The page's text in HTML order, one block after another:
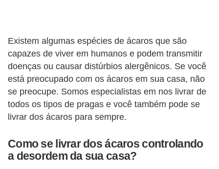
Existem algumas espécies de ácaros que são
capazes de viver em humanos e podem transmitir
doenças ou causar distúrbios alergênicos. Se você
está preocupado com os ácaros em sua casa, não
se preocupe. Somos especialistas em nos livrar de
todos os tipos de pragas e você também pode se
livrar dos ácaros para sempre.
Como se livrar dos ácaros controlando
a desordem da sua casa?
ã
o
D
i
c
a
p
a